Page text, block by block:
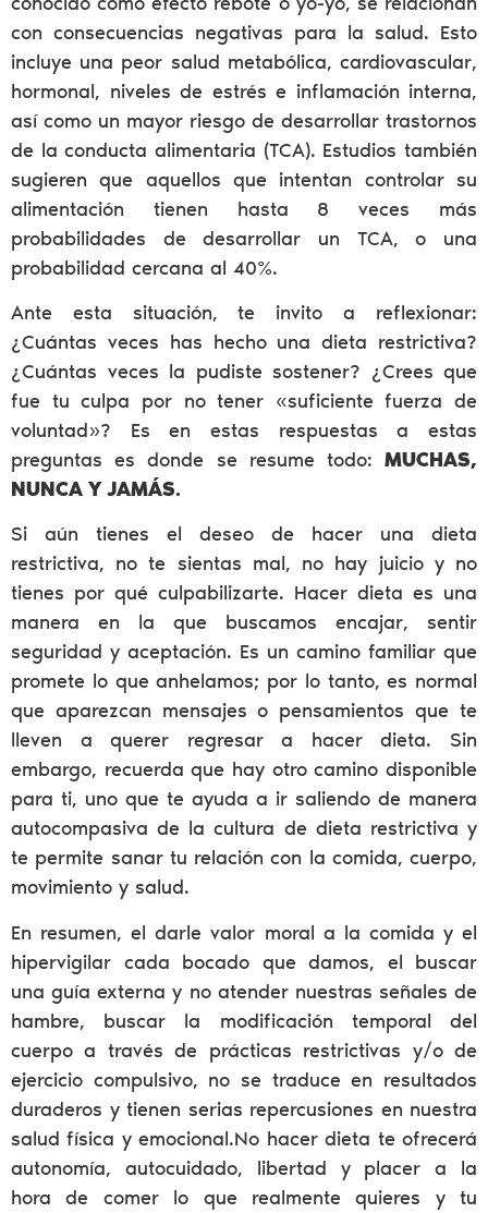
con consecuencias negativas para la salud. Esto
incluye una peor salud metabólica, cardiovascular,
hormonal, niveles de estrés e inflamación interna,
así como un mayor riesgo de desarrollar trastornos
de la conducta alimentaria (TCA). Estudios también
sugieren que aquellos que intentan controlar su
alimentación tienen hasta 8 veces más
probabilidades de desarrollar un TCA, o una
probabilidad cercana al 40%.
Ante esta situación, te invito a reflexionar:
¿Cuántas veces has hecho una dieta restrictiva?
¿Cuántas veces la pudiste sostener? ¿Crees que
fue tu culpa por no tener «suficiente fuerza de
voluntad»? Es en estas respuestas a estas
preguntas es donde se resume todo: MUCHAS,
NUNCA Y JAMÁS.
Si aún tienes el deseo de hacer una dieta
restrictiva, no te sientas mal, no hay juicio y no
tienes por qué culpabilizarte. Hacer dieta es una
manera en la que buscamos encajar, sentir
seguridad y aceptación. Es un camino familiar que
promete lo que anhelamos; por lo tanto, es normal
que aparezcan mensajes o pensamientos que te
lleven a querer regresar a hacer dieta. Sin
embargo, recuerda que hay otro camino disponible
para ti, uno que te ayuda a ir saliendo de manera
autocompasiva de la cultura de dieta restrictiva y
te permite sanar tu relación con la comida, cuerpo,
movimiento y salud.
En resumen, el darle valor moral a la comida y el
hipervigilar cada bocado que damos, el buscar
una guía externa y no atender nuestras señales de
hambre, buscar la modificación temporal del
cuerpo a través de prácticas restrictivas y/o de
ejercicio compulsivo, no se traduce en resultados
duraderos y tienen serias repercusiones en nuestra
salud física y emocional.No hacer dieta te ofrecerá
autonomía, autocuidado, libertad y placer a la
hora de comer lo que realmente quieres y tu